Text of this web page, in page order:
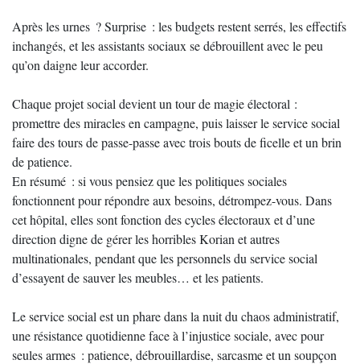
Après les urnes ? Surprise : les budgets restent serrés, les effectifs
inchangés, et les assistants sociaux se débrouillent avec le peu
qu’on daigne leur accorder.
Chaque projet social devient un tour de magie électoral :
promettre des miracles en campagne, puis laisser le service social
faire des tours de passe-passe avec trois bouts de ficelle et un brin
de patience.
En résumé : si vous pensiez que les politiques sociales
fonctionnent pour répondre aux besoins, détrompez-vous. Dans
cet hôpital, elles sont fonction des cycles électoraux et d’une
direction digne de gérer les horribles Korian et autres
multinationales, pendant que les personnels du service social
d’essayent de sauver les meubles… et les patients.
Le service social est un phare dans la nuit du chaos administratif,
une résistance quotidienne face à l’injustice sociale, avec pour
seules armes : patience, débrouillardise, sarcasme et un soupçon